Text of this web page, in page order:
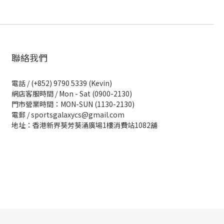
聯絡我們
電話 / (+852) 9790 5339 (Kevin)
網店客服時間 / Mon - Sat (0900-2130)
門市營業時間：MON-SUN (1130-2130)
電郵 / sportsgalaxycs@gmail.com
地址：香港新界葵芳葵涌廣場1樓消費站1082舖